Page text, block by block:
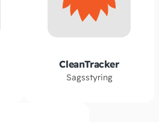
CleanTracker
Sagsstyring